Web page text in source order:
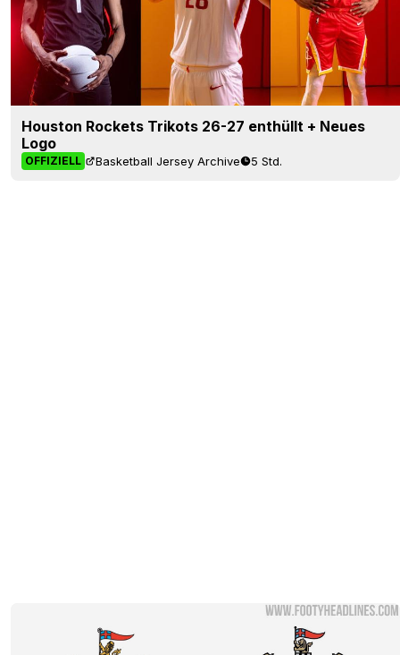
Houston Rockets Trikots 26-27 enthüllt + Neues
Logo
OFFIZIELL Basketball Jersey Archive 5 Std.